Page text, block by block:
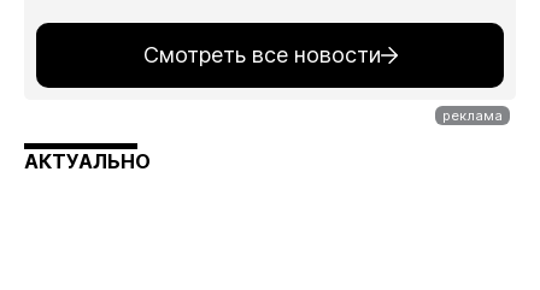
Смотреть все новости
АКТУАЛЬНО